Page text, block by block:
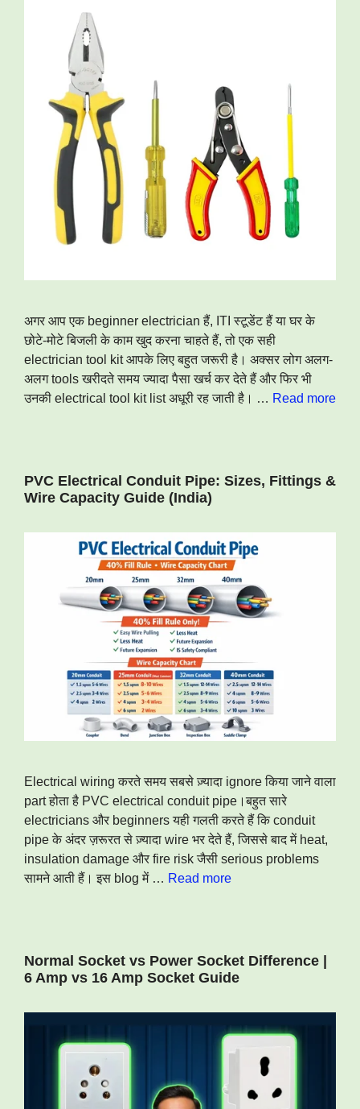
अगर आप एक beginner electrician हैं, ITI स्टूडेंट हैं या घर के
छोटे-मोटे बिजली के काम खुद करना चाहते हैं, तो एक सही
electrician tool kit आपके लिए बहुत जरूरी है। अक्सर लोग अलग-
अलग tools खरीदते समय ज्यादा पैसा खर्च कर देते हैं और फिर भी
उनकी electrical tool kit list अधूरी रह जाती है। … Read more
PVC Electrical Conduit Pipe: Sizes, Fittings &
Wire Capacity Guide (India)
Electrical wiring करते समय सबसे ज़्यादा ignore किया जाने वाला
part होता है PVC electrical conduit pipe।बहुत सारे
electricians और beginners यही गलती करते हैं कि conduit
pipe के अंदर ज़रूरत से ज़्यादा wire भर देते हैं, जिससे बाद में heat,
insulation damage और fire risk जैसी serious problems
सामने आती हैं। इस blog में … Read more
Normal Socket vs Power Socket Difference |
6 Amp vs 16 Amp Socket Guide